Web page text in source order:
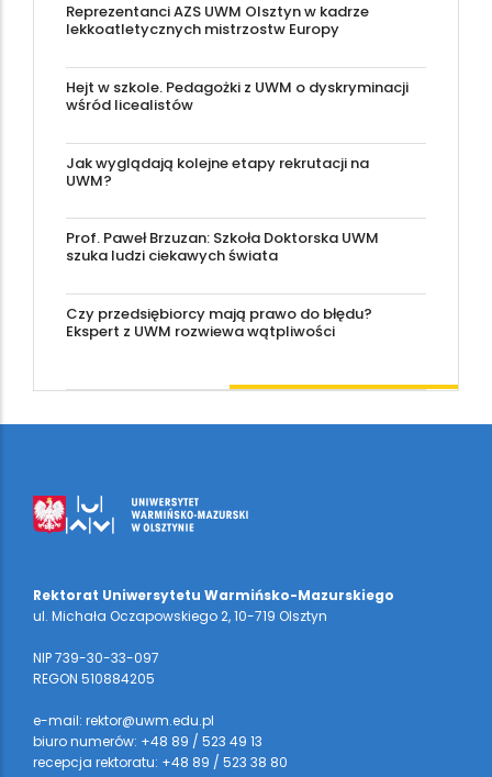
Reprezentanci AZS UWM Olsztyn w kadrze
lekkoatletycznych mistrzostw Europy
Hejt w szkole. Pedagożki z UWM o dyskryminacji
wśród licealistów
Jak wyglądają kolejne etapy rekrutacji na
UWM?
Prof. Paweł Brzuzan: Szkoła Doktorska UWM
szuka ludzi ciekawych świata
Czy przedsiębiorcy mają prawo do błędu?
Ekspert z UWM rozwiewa wątpliwości
Rektorat Uniwersytetu Warmińsko-Mazurskiego
ul. Michała Oczapowskiego 2, 10-719 Olsztyn
NIP 739-30-33-097
REGON 510884205
e-mail: rektor@uwm.edu.pl
biuro numerów: +48 89 / 523 49 13
recepcja rektoratu: +48 89 / 523 38 80